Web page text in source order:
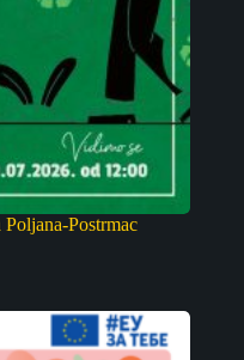
Postrmac